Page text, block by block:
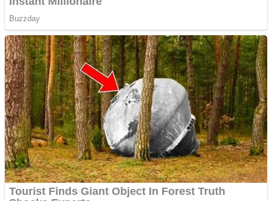
Covid-19: 755 de cazuri
pentru freze cu laser fără
metale
Răcitor de apă CW5000
pentru freze cu laser fără
metale